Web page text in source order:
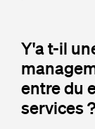
Y'a t-il
entre du
services ?